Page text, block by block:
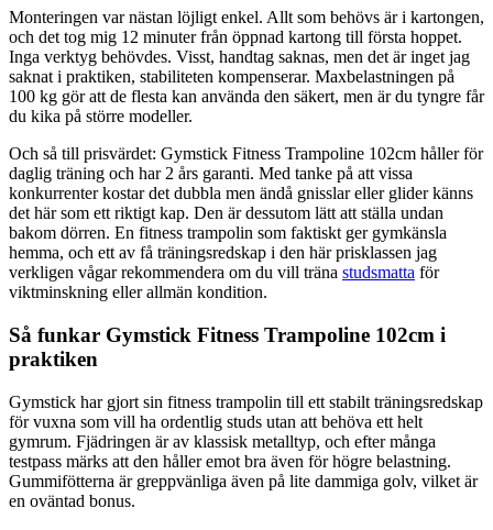
Monteringen var nästan löjligt enkel. Allt som behövs är i kartongen,
och det tog mig 12 minuter från öppnad kartong till första hoppet.
Inga verktyg behövdes. Visst, handtag saknas, men det är inget jag
saknat i praktiken, stabiliteten kompenserar. Maxbelastningen på
100 kg gör att de flesta kan använda den säkert, men är du tyngre får
du kika på större modeller.
Och så till prisvärdet: Gymstick Fitness Trampoline 102cm håller för
daglig träning och har 2 års garanti. Med tanke på att vissa
konkurrenter kostar det dubbla men ändå gnisslar eller glider känns
det här som ett riktigt kap. Den är dessutom lätt att ställa undan
bakom dörren. En fitness trampolin som faktiskt ger gymkänsla
hemma, och ett av få träningsredskap i den här prisklassen jag
verkligen vågar rekommendera om du vill träna studsmatta för
viktminskning eller allmän kondition.
Så funkar Gymstick Fitness Trampoline 102cm i
praktiken
Gymstick har gjort sin fitness trampolin till ett stabilt träningsredskap
för vuxna som vill ha ordentlig studs utan att behöva ett helt
gymrum. Fjädringen är av klassisk metalltyp, och efter många
testpass märks att den håller emot bra även för högre belastning.
Gummifötterna är greppvänliga även på lite dammiga golv, vilket är
en oväntad bonus.